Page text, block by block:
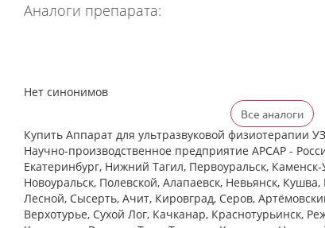
Аналоги препарата:
Нет синонимов
Все аналоги
Купить Аппарат для ультразвуковой физиотерапии
Научно-производственное предприятие АРСАР -
Екатеринбург, Нижний Тагил, Первоуральск, Каменск-
Новоуральск, Полевской, Алапаевск, Невьянск,
Лесной, Сысерть, Ачит, Кировград, Серов,
Верхотурье, Сухой Лог, Качканар, Краснотурьинск,